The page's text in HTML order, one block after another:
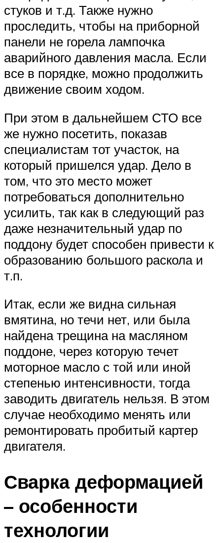
стуков и т.д. Также нужно
проследить, чтобы на приборной
панели не горела лампочка
аварийного давления масла. Если
все в порядке, можно продолжить
движение своим ходом.
При этом в дальнейшем СТО все
же нужно посетить, показав
специалистам тот участок, на
который пришелся удар. Дело в
том, что это место может
потребоваться дополнительно
усилить, так как в следующий раз
даже незначительный удар по
поддону будет способен привести к
образованию большого раскола и
т.п.
Итак, если же видна сильная
вмятина, но течи нет, или была
найдена трещина на масляном
поддоне, через которую течет
моторное масло с той или иной
степенью интенсивности, тогда
заводить двигатель нельзя. В этом
случае необходимо менять или
ремонтировать пробитый картер
двигателя.
Сварка деформацией
– особенности
технологии